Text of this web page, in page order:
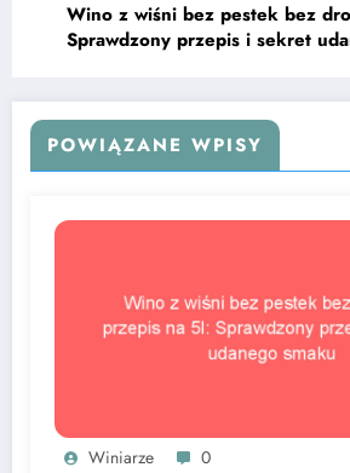
Wino z wiśni bez pestek bez
Sprawdzony przepis i sekret
POWIĄZANE WPISY
Winiarze 0